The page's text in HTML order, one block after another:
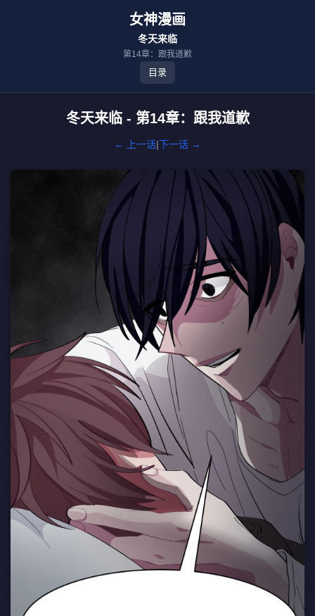
女神漫画
冬天来临
第14章：跟我道歉
目录
冬天来临 - 第14章：跟我道歉
← 上一话|下一话 →